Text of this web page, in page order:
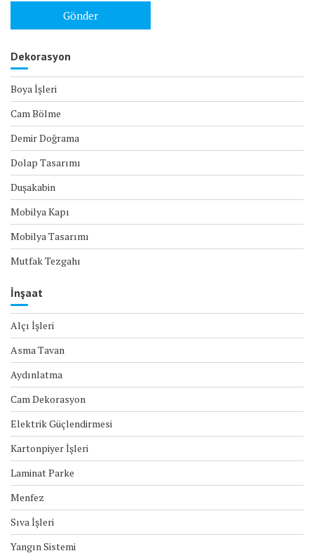
Dekorasyon
Boya İşleri
Cam Bölme
Demir Doğrama
Dolap Tasarımı
Duşakabin
Mobilya Kapı
Mobilya Tasarımı
Mutfak Tezgahı
İnşaat
Alçı İşleri
Asma Tavan
Aydınlatma
Cam Dekorasyon
Elektrik Güçlendirmesi
Kartonpiyer İşleri
Laminat Parke
Menfez
Sıva İşleri
Yangın Sistemi